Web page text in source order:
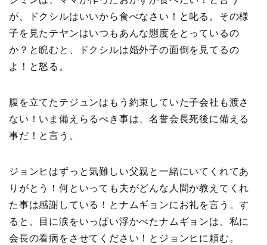
が、ドクシルはいいから食べなさい！と叱る。その様
子を見たテヤンはいつもあんな態度をとっているの
か？と睨むと、ドクシルは婚外子の面倒を見てるの
よ！と怒る。
腹を立てたテジュンはもう約束していた子会社も渡さ
ない！いま備えらるべき事は、名誉会長死後に備える
事だ！と言う。
ジョンヒはずっと気難しい父親と一緒にいてくれてあ
りがとう！何といっても夫がどんな人間か教えてくれ
た事は感謝している！とナムギョンにお礼を言う。す
ると、目に涙をいっぱい浮かべたナムギョンは、私に
会長の看病をさせてください！とジョンヒに頼む。